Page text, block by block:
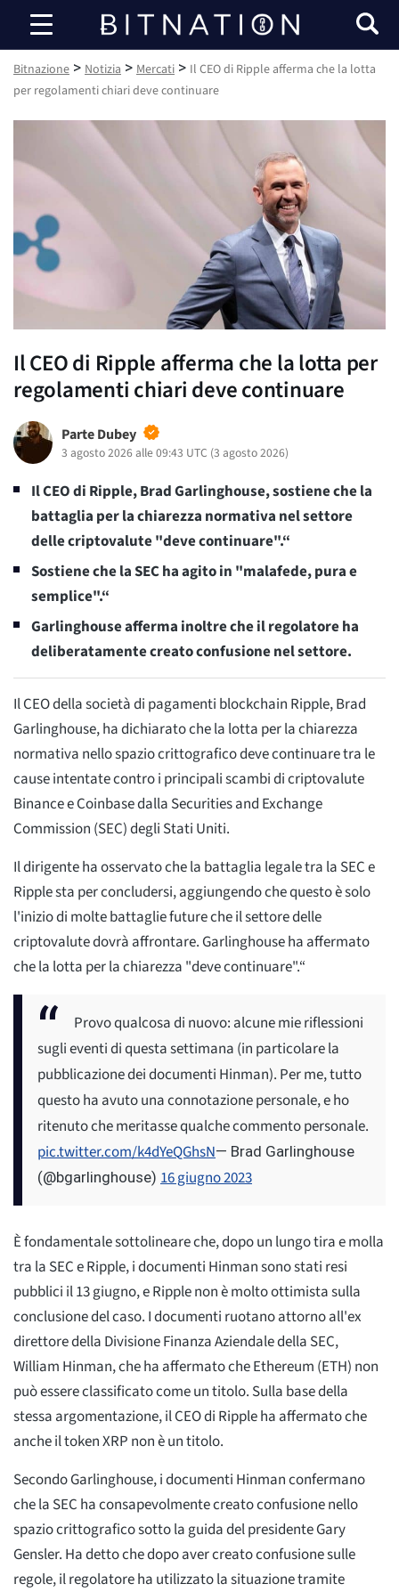
Bitnazione
Bitnazione > Notizia > Mercati > Il CEO di Ripple afferma che la lotta
per regolamenti chiari deve continuare
Il CEO di Ripple afferma che la lotta per
regolamenti chiari deve continuare
Parte Dubey
3 agosto 2026 alle 09:43 UTC (3 agosto 2026)
Il CEO di Ripple, Brad Garlinghouse, sostiene che la
battaglia per la chiarezza normativa nel settore
delle criptovalute "deve continuare".“
Sostiene che la SEC ha agito in "malafede, pura e
semplice".“
Garlinghouse afferma inoltre che il regolatore ha
deliberatamente creato confusione nel settore.
Il CEO della società di pagamenti blockchain Ripple, Brad
Garlinghouse, ha dichiarato che la lotta per la chiarezza
normativa nello spazio crittografico deve continuare tra le
cause intentate contro i principali scambi di criptovalute
Binance e Coinbase dalla Securities and Exchange
Commission (SEC) degli Stati Uniti.
Il dirigente ha osservato che la battaglia legale tra la SEC e
Ripple sta per concludersi, aggiungendo che questo è solo
l'inizio di molte battaglie future che il settore delle
criptovalute dovrà affrontare. Garlinghouse ha affermato
che la lotta per la chiarezza "deve continuare".“
Provo qualcosa di nuovo: alcune mie riflessioni
sugli eventi di questa settimana (in particolare la
pubblicazione dei documenti Hinman). Per me, tutto
questo ha avuto una connotazione personale, e ho
ritenuto che meritasse qualche commento personale.
pic.twitter.com/k4dYeQGhsN— Brad Garlinghouse
(@bgarlinghouse) 16 giugno 2023
È fondamentale sottolineare che, dopo un lungo tira e molla
tra la SEC e Ripple, i documenti Hinman sono stati resi
pubblici il 13 giugno, e Ripple non è molto ottimista sulla
conclusione del caso. I documenti ruotano attorno all'ex
direttore della Divisione Finanza Aziendale della SEC,
William Hinman, che ha affermato che Ethereum (ETH) non
può essere classificato come un titolo. Sulla base della
stessa argomentazione, il CEO di Ripple ha affermato che
anche il token XRP non è un titolo.
Secondo Garlinghouse, i documenti Hinman confermano
che la SEC ha consapevolmente creato confusione nello
spazio crittografico sotto la guida del presidente Gary
Gensler. Ha detto che dopo aver creato confusione sulle
regole, il regolatore ha utilizzato la situazione tramite